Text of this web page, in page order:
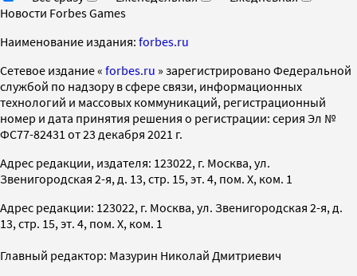
Новости Forbes Games
Наименование издания: forbes.ru
Cетевое издание « forbes.ru » зарегистрировано Федеральной
службой по надзору в сфере связи, информационных
технологий и массовых коммуникаций, регистрационный
номер и дата принятия решения о регистрации: серия Эл №
ФС77-82431 от 23 декабря 2021 г.
Адрес редакции, издателя: 123022, г. Москва, ул.
Звенигородская 2-я, д. 13, стр. 15, эт. 4, пом. X, ком. 1
Адрес редакции: 123022, г. Москва, ул. Звенигородская 2-я, д.
13, стр. 15, эт. 4, пом. X, ком. 1
Главный редактор: Мазурин Николай Дмитриевич